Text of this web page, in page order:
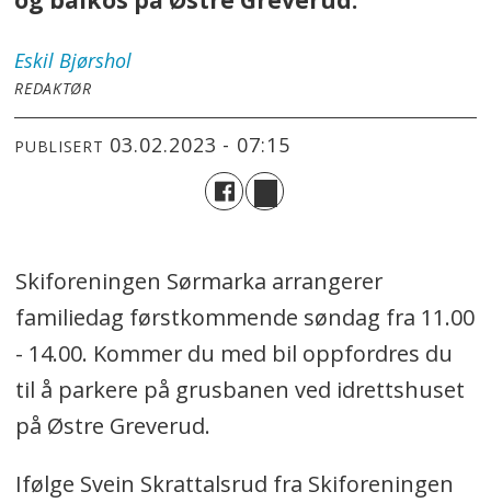
Eskil Bjørshol
REDAKTØR
PUBLISERT 03.02.2023 - 07:15
Skiforeningen Sørmarka arrangerer
familiedag førstkommende søndag fra 11.00
- 14.00. Kommer du med bil oppfordres du
til å parkere på grusbanen ved idrettshuset
på Østre Greverud.
Ifølge Svein Skrattalsrud fra Skiforeningen